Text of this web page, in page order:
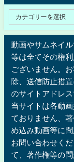
動画やサムネイ
等は全てその権
ございません。
除、送信防止措
のサイトアドレ
当サイトは各動
ておりません、
め込み動画等に
お問い合わせく
て、著作権等の